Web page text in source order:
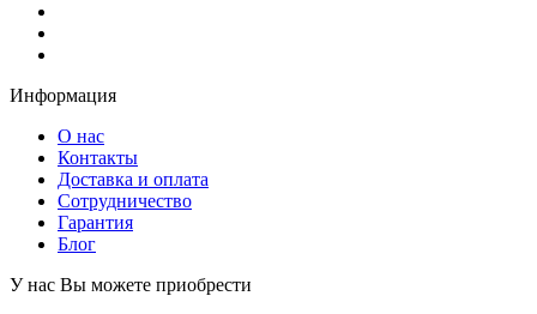
Информация
О нас
Контакты
Доставка и оплата
Сотрудничество
Гарантия
Блог
У нас Вы можете приобрести